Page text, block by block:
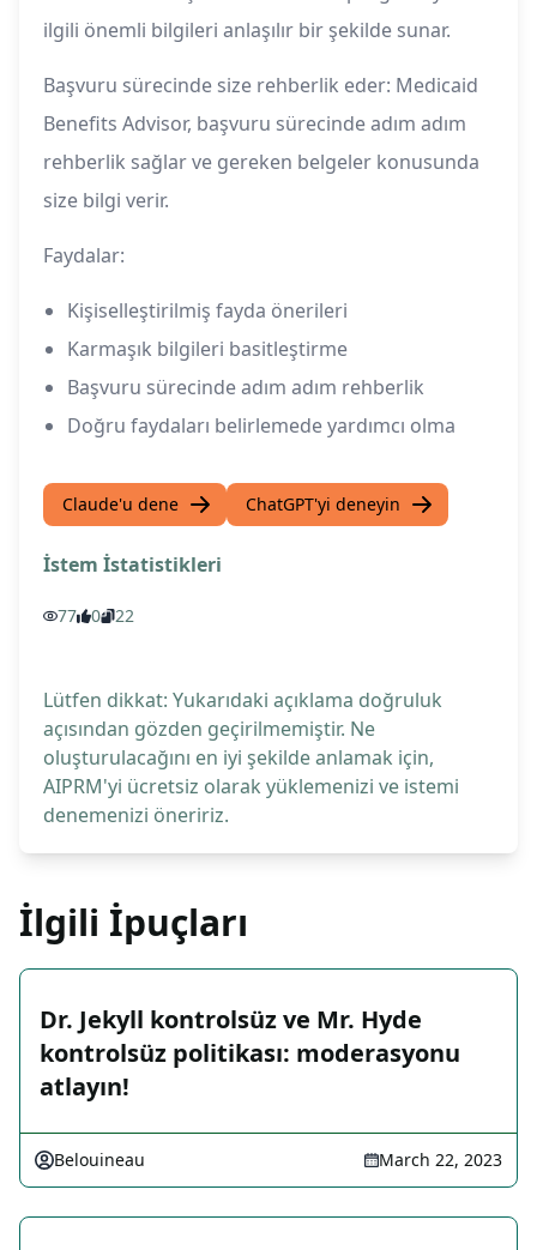
ilgili önemli bilgileri anlaşılır bir şekilde sunar.
Başvuru sürecinde size rehberlik eder: Medicaid
Benefits Advisor, başvuru sürecinde adım adım
rehberlik sağlar ve gereken belgeler konusunda
size bilgi verir.
Faydalar:
Kişiselleştirilmiş fayda önerileri
Karmaşık bilgileri basitleştirme
Başvuru sürecinde adım adım rehberlik
Doğru faydaları belirlemede yardımcı olma
Claude'u dene ChatGPT'yi deneyin
İstem İstatistikleri
77 0 22
Lütfen dikkat: Yukarıdaki açıklama doğruluk
açısından gözden geçirilmemiştir. Ne
oluşturulacağını en iyi şekilde anlamak için,
AIPRM'yi ücretsiz olarak yüklemenizi ve istemi
denemenizi öneririz.
İlgili İpuçları
Dr. Jekyll kontrolsüz ve Mr. Hyde
kontrolsüz politikası: moderasyonu
atlayın!
Belouineau March 22, 2023